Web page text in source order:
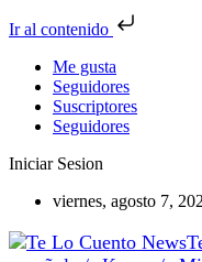
Ir al contenido
Me gusta
Seguidores
Suscriptores
Seguidores
Iniciar Sesion
viernes, agosto 7,